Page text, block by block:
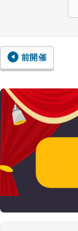
前開催